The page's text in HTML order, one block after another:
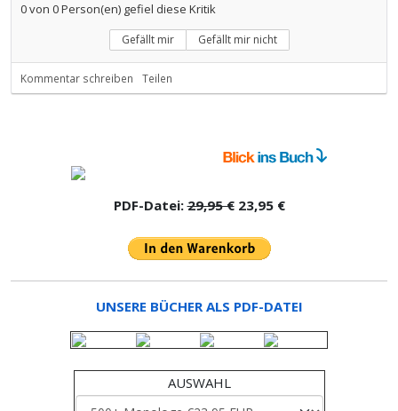
0von 0Person(en) gefiel diese Kritik
Gefällt mir Gefällt mir nicht
Kommentar schreiben Teilen
PDF-Datei:29,95 €23,95 €
UNSERE BÜCHER ALS PDF-DATEI
AUSWAHL